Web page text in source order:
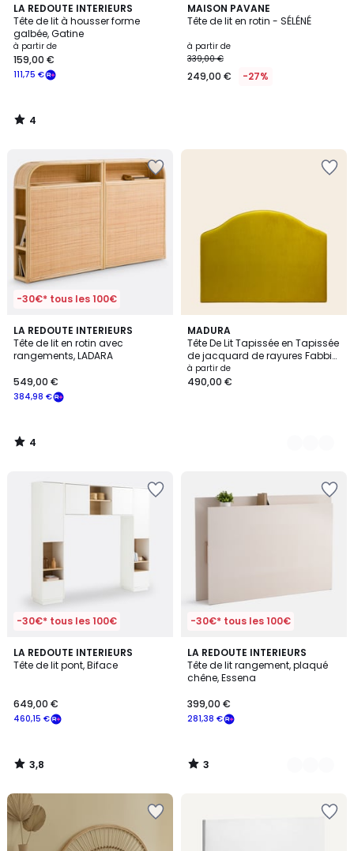
LA REDOUTE INTERIEURS
Tête de lit à housser forme
galbée, Gatine
à partir de
111,75 €
159,00 €
4
/
5
4
/
MAISON PAVANE
Tête de lit en rotin - SÉLÉNÉ
à partir de
339,00 €
249,00 € -27%
-30€* tous les 100€
LA REDOUTE INTERIEURS
Tête de lit en rotin avec
rangements, LADARA
384,98 €
549,00 €
4
/
5
4
/
MADURA
Tête De Lit Tapissée en Tapissée
de jacquard de rayures Fabbio
CEPHEE
à partir de
490,00 €
13
Couleurs
-30€* tous les 100€
LA REDOUTE INTERIEURS
Tête de lit pont, Biface
460,15 €
649,00 €
3,8
/ 5
3,8
/
-30€* tous les 100€
LA REDOUTE INTERIEURS
Tête de lit rangement, plaqué
chêne, Essena
281,38 €
399,00 €
3
/
5
2
Couleurs
3
/